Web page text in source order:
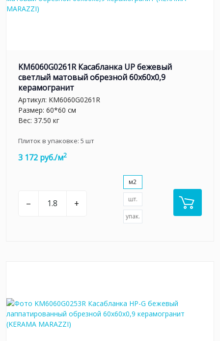
KM6060G0261R Касабланка UP бежевый
светлый матовый обрезной 60x60x0,9
керамогранит
Артикул: KM6060G0261R
Размер: 60*60 см
Вес: 37.50 кг
Плиток в упаковке: 5 шт
3 172 руб./м2
– +
м2
шт.
упак.